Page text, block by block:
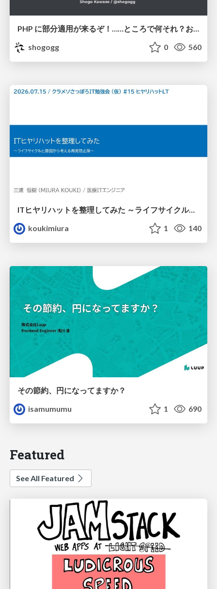
PHP に部分適用が来るぞ！……ところで何それ？おいしいの？ #phpcon / phpcon-2026
shogogg
0 560
ITヒヤリハットを整理してみた ～ライフサイクルと原因から考える再発防止策～
koukimiura
1 140
その節約、円になってますか？
isamumumu
1 690
Featured
See All Featured